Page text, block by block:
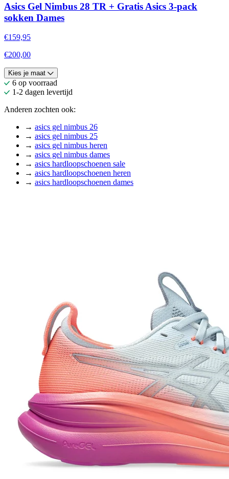
Asics Gel Nimbus 28 TR + Gratis Asics 3-pack
sokken Dames
€159,95
€200,00
Kies je maat
6 op voorraad
1-2 dagen levertijd
Anderen zochten ook:
→ asics gel nimbus 26
→ asics gel nimbus 25
→ asics gel nimbus heren
→ asics gel nimbus dames
→ asics hardloopschoenen sale
→ asics hardloopschoenen heren
→ asics hardloopschoenen dames